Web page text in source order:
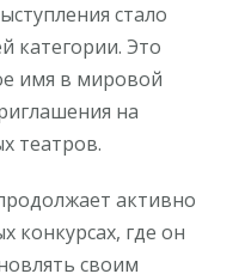
стало
категории. Это
имя в мировой
на
театров.
активно
конкурсах, где он
своим